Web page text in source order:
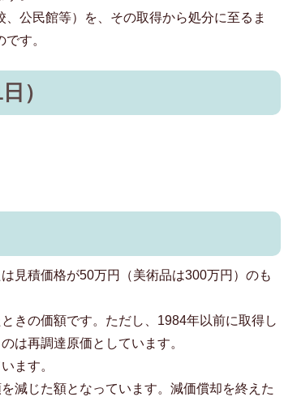
公民館等）を、その取得から処分に至るま
す。
）
見積価格が50万円（美術品は300万円）のも
きの価額です。ただし、1984年以前に取得し
は再調達原価としています。
ます。
減じた額となっています。減価償却を終えた